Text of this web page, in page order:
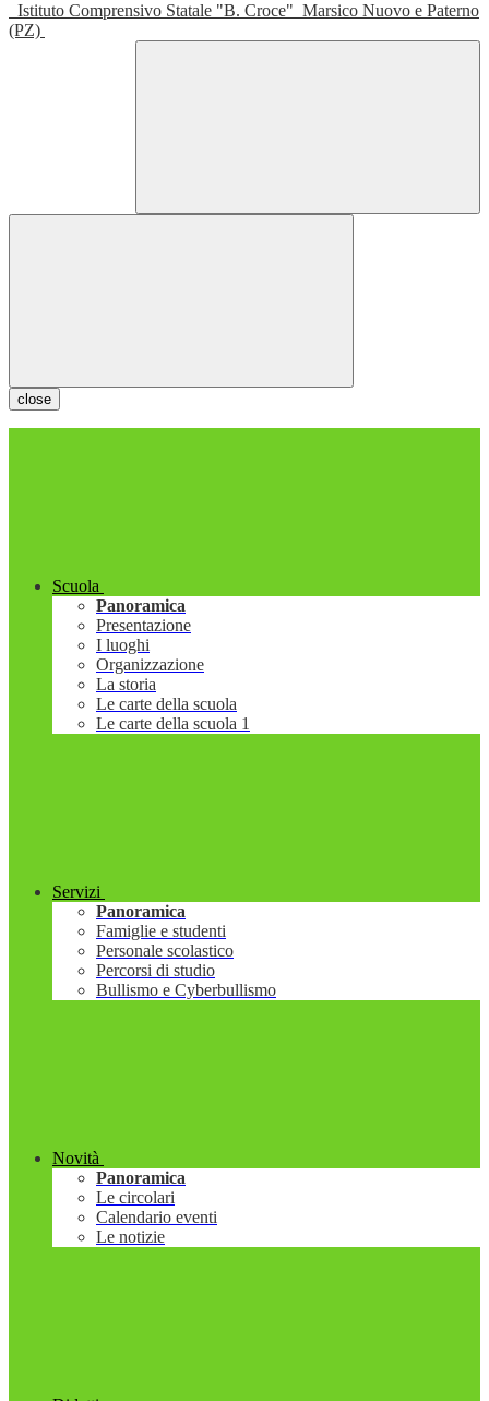
Istituto Comprensivo Statale "B. Croce" Marsico Nuovo e Paterno
(PZ)
close
Scuola
Panoramica
Presentazione
I luoghi
Organizzazione
La storia
Le carte della scuola
Le carte della scuola 1
Servizi
Panoramica
Famiglie e studenti
Personale scolastico
Percorsi di studio
Bullismo e Cyberbullismo
Novità
Panoramica
Le circolari
Calendario eventi
Le notizie